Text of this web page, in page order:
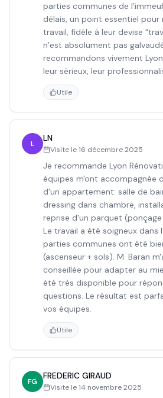
parties communes de
délais, un point essentiel
travail, fidèle à leur devise
n’est absolument pas
recommandons vivement
leur sérieux, leur
Utile
L
LN
Visite le16 décembre 2025
Je recommande Lyon
équipes m'ont accompagnée
d'un appartement: salle de
dressing dans chambre,
reprise d'un parquet
Le travail a été soigneux
parties communes ont été
(ascenseur + sols). M. Baran
conseillée pour adapter au
été très disponible pour
questions. Le résultat est
vos équipes.
Utile
FG
FREDERIC GIRAUD
Visite le14 novembre 2025